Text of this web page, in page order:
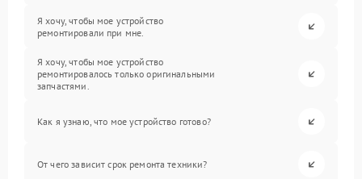
Я хочу, чтобы мое устройство
ремонтировали при мне.
Я хочу, чтобы мое устройство
ремонтировалось только оригинальными
запчастями.
Как я узнаю, что мое устройство готово?
От чего зависит срок ремонта техники?